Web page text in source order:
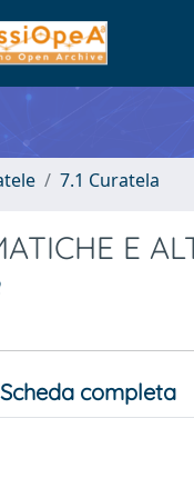
7.1 Curatela
E
Scheda completa